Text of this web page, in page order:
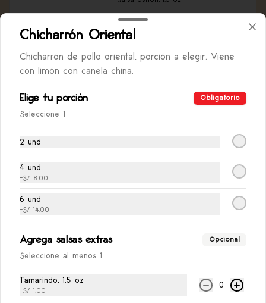
S/ 1.00
S/ 1.00
Chicharrón Oriental
Chicharrón de pollo oriental, porción a elegir. Viene
con limón con canela china.
Elige tu porción Obligatorio
Seleccione 1
2 und
4 und
+S/ 8.00
6 und
+S/ 14.00
Agrega salsas extras Opcional
Seleccione al menos 1
Tamarindo, 1.5 oz
+S/ 1.00
0